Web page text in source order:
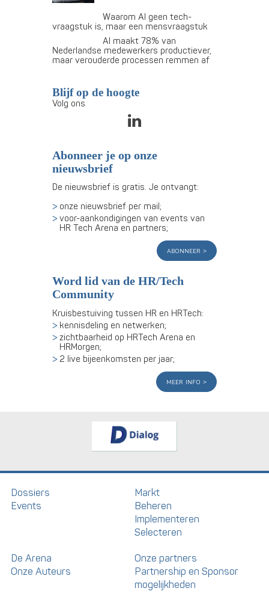
Waarom AI geen tech-
vraagstuk is, maar een mensvraagstuk
AI maakt 78% van
Nederlandse medewerkers productiever,
maar verouderde processen remmen af
Blijf op de hoogte
Volg ons
Abonneer je op onze
nieuwsbrief
De nieuwsbrief is gratis. Je ontvangt:
onze nieuwsbrief per mail;
voor-aankondigingen van events van
HR Tech Arena en partners;
abonneer
Word lid van de HR/Tech
Community
Kruisbestuiving tussen HR en HRTech:
kennisdeling en netwerken;
zichtbaarheid op HRTech Arena en
HRMorgen;
2 live bijeenkomsten per jaar;
meer info
Dossiers
Events
Markt
Beheren
Implementeren
Selecteren
De Arena
Onze Auteurs
Onze partners
Partnership en Sponsor
mogelijkheden